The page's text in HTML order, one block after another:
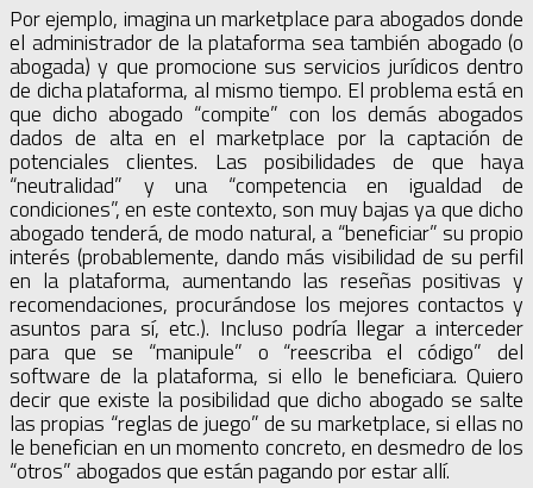
Por ejemplo, imagina un marketplace para abogados donde
el administrador de la plataforma sea también abogado (o
abogada) y que promocione sus servicios jurídicos dentro
de dicha plataforma, al mismo tiempo. El problema está en
que dicho abogado “compite” con los demás abogados
dados de alta en el marketplace por la captación de
potenciales clientes. Las posibilidades de que haya
“neutralidad” y una “competencia en igualdad de
condiciones”, en este contexto, son muy bajas ya que dicho
abogado tenderá, de modo natural, a “beneficiar” su propio
interés (probablemente, dando más visibilidad de su perfil
en la plataforma, aumentando las reseñas positivas y
recomendaciones, procurándose los mejores contactos y
asuntos para sí, etc.). Incluso podría llegar a interceder
para que se “manipule” o “reescriba el código” del
software de la plataforma, si ello le beneficiara. Quiero
decir que existe la posibilidad que dicho abogado se salte
las propias “reglas de juego” de su marketplace, si ellas no
le benefician en un momento concreto, en desmedro de los
“otros” abogados que están pagando por estar allí.